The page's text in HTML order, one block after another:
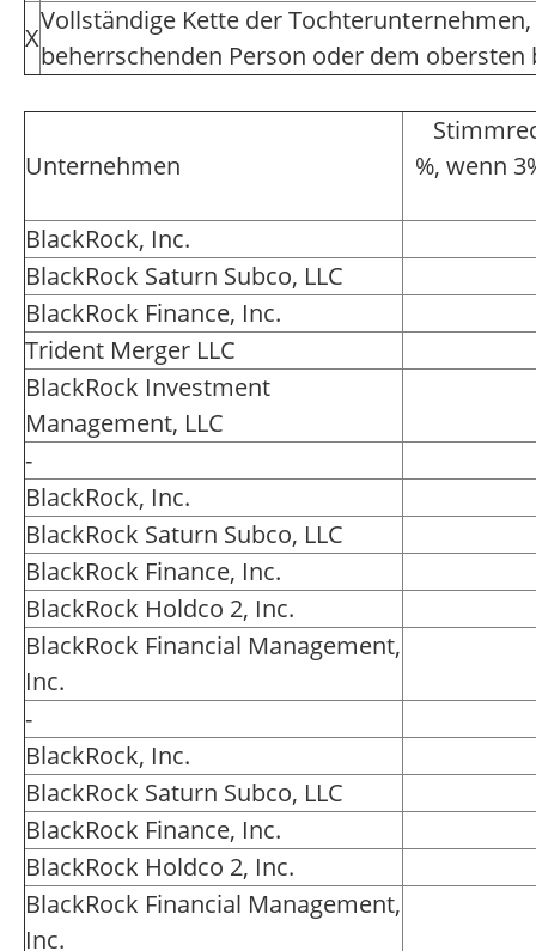
X
Vollständige Kette der
beherrschenden Person oder dem
Unternehmen
%, wenn
BlackRock, Inc.
BlackRock Saturn Subco, LLC
BlackRock Finance, Inc.
Trident Merger LLC
BlackRock Investment
Management, LLC
-
BlackRock, Inc.
BlackRock Saturn Subco, LLC
BlackRock Finance, Inc.
BlackRock Holdco 2, Inc.
BlackRock Financial Management,
Inc.
-
BlackRock, Inc.
BlackRock Saturn Subco, LLC
BlackRock Finance, Inc.
BlackRock Holdco 2, Inc.
BlackRock Financial Management,
Inc.